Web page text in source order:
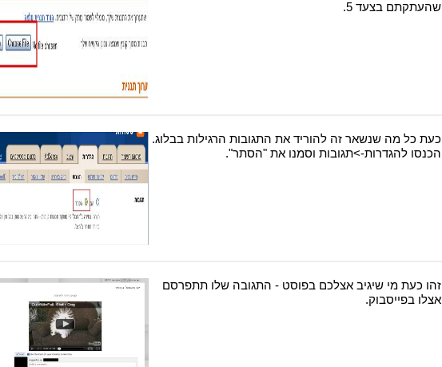
שהעתקתם בצעד 5.
כעת כל מה שנשאר זה להוריד את התגובות הרגילות בבלוג.
הכנסו להגדרות->תגובות וסמנו את "הסתר".
זהו כעת מי שיגיב אצלכם בפוסט - התגובה שלו תתפרסם
אצלו בפייסבוק.